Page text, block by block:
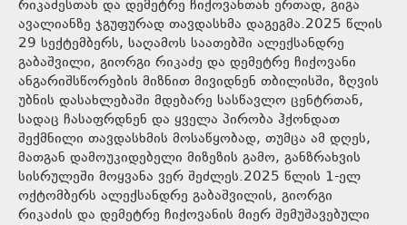
რიკაძესთან და დემეტრე ჩიქოვანთან ერთად, გიგა
ავალიანზე ჯგუფურად თავდასხმა დაგეგმა.2025 წლის
29 სექტემბერს, საღამოს საათებში ალექსანდრე
გაბაშვილი, გიორგი რიკაძე და დემეტრე ჩიქოვანი
ანგარიშსწორების მიზნით მივიდნენ თბილისში, ზღვის
უბნის დასახლებაში მდებარე სასწავლო ცენტრთან,
სადაც ჩასაფრდნენ და ყველა პირობა ჰქონდათ
შექმნილი თავდასხმის მოსაწყობად, თუმცა ამ დღეს,
მათგან დამოუკიდებელი მიზეზის გამო, განზრახვის
სისრულეში მოყვანა ვერ შეძლეს.2025 წლის 1-ელ
ოქტომბერს ალექსანდრე გაბაშვილის, გიორგი
რიკაძის და დემეტრე ჩიქოვანის მიერ შემუშავებული